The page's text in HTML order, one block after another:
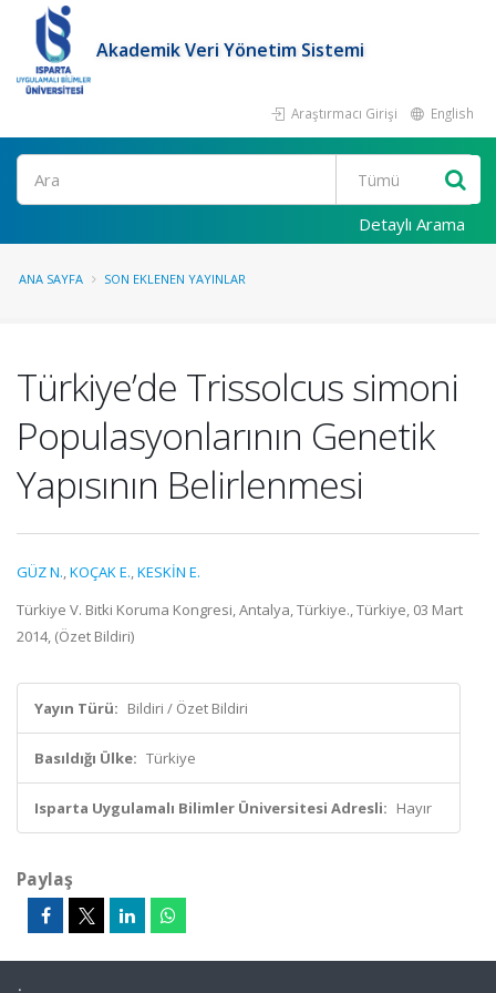
Akademik Veri Yönetim Sistemi
Araştırmacı Girişi English
Ara
Detaylı Arama
ANA SAYFA SON EKLENEN YAYINLAR
Türkiye’de Trissolcus simoni
Populasyonlarının Genetik
Yapısının Belirlenmesi
GÜZ N.,KOÇAK E.,KESKİN E.
Türkiye V. Bitki Koruma Kongresi, Antalya, Türkiye., Türkiye, 03 Mart
2014, (Özet Bildiri)
Yayın Türü: Bildiri / Özet Bildiri
Basıldığı Ülke: Türkiye
Isparta Uygulamalı Bilimler Üniversitesi Adresli: Hayır
Paylaş